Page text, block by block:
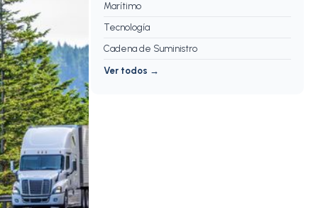
Marítimo
Tecnología
Cadena de Suministro
Ver todos →